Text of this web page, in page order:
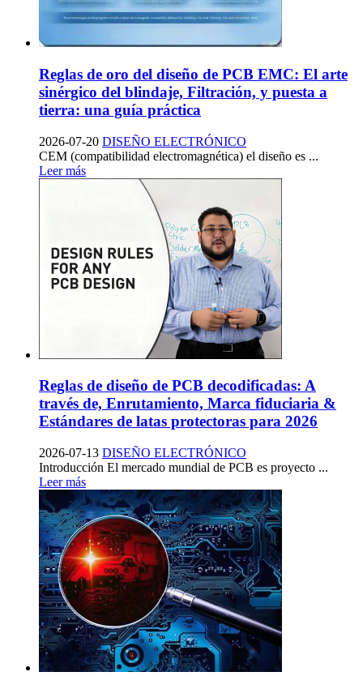
Reglas de oro del diseño de PCB EMC: El arte
sinérgico del blindaje, Filtración, y puesta a
tierra: una guía práctica
2026-07-20 DISEÑO ELECTRÓNICO
CEM (compatibilidad electromagnética) el diseño es ...
Leer más
Reglas de diseño de PCB decodificadas: A
través de, Enrutamiento, Marca fiduciaria &
Estándares de latas protectoras para 2026
2026-07-13 DISEÑO ELECTRÓNICO
Introducción El mercado mundial de PCB es proyecto ...
Leer más